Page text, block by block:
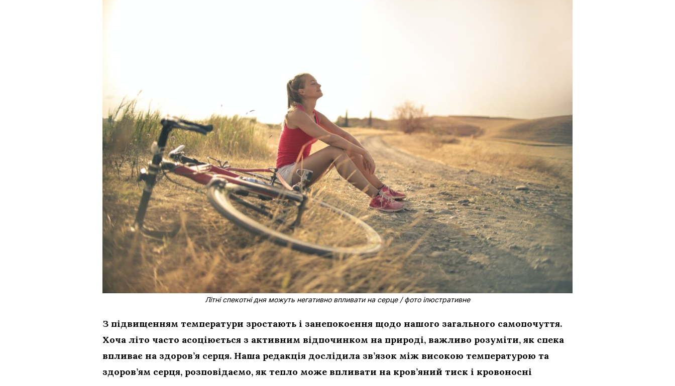
Літні спекотні дня можуть негативно впливати на серце / фото ілюстративне
З підвищенням температури зростають і занепокоєння щодо нашого загального самопочуття.
Хоча літо часто асоціюється з активним відпочинком на природі, важливо розуміти, як спека
впливає на здоров’я серця. Наша редакція дослідила зв’язок між високою температурою та
здоров’ям серця, розповідаємо, як тепло може впливати на кров’яний тиск і кровоносні